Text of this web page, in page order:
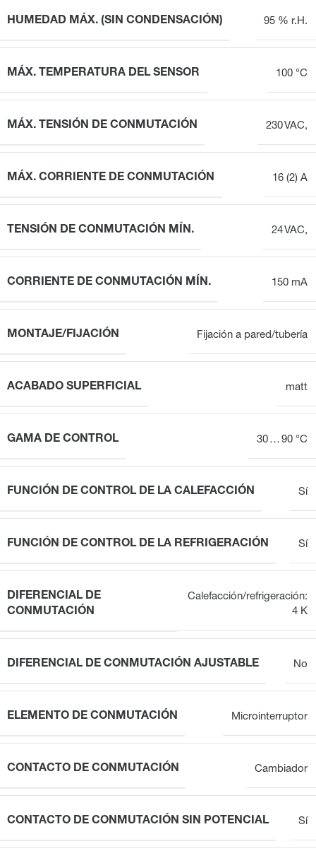
HUMEDAD MÁX. (SIN CONDENSACIÓN) 95 % r.H.
MÁX. TEMPERATURA DEL SENSOR 100 °C
MÁX. TENSIÓN DE CONMUTACIÓN 230 VAC,
MÁX. CORRIENTE DE CONMUTACIÓN 16 (2) A
TENSIÓN DE CONMUTACIÓN MÍN. 24 VAC,
CORRIENTE DE CONMUTACIÓN MÍN. 150 mA
MONTAJE/FIJACIÓN Fijación a pared/tubería
ACABADO SUPERFICIAL matt
GAMA DE CONTROL 30 … 90 °C
FUNCIÓN DE CONTROL DE LA CALEFACCIÓN Sí
FUNCIÓN DE CONTROL DE LA REFRIGERACIÓN Sí
DIFERENCIAL DE
CONMUTACIÓN
Calefacción/refrigeración:
4 K
DIFERENCIAL DE CONMUTACIÓN AJUSTABLE No
ELEMENTO DE CONMUTACIÓN Microinterruptor
CONTACTO DE CONMUTACIÓN Cambiador
CONTACTO DE CONMUTACIÓN SIN POTENCIAL Sí